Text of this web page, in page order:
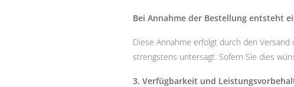
Bei Annahme der Bestellung entsteht
Diese Annahme erfolgt durch den
strengstens untersagt. Sofern Sie dies
3. Verfügbarkeit und